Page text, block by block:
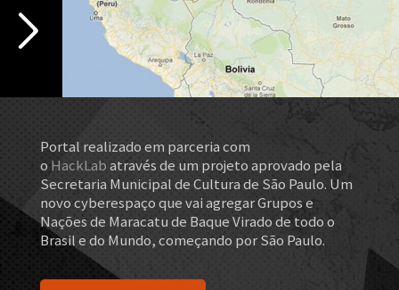
Portal realizado em parceria com
o HackLabatravés de um projeto aprovado pela
Secretaria Municipal de Cultura de São Paulo. Um
novo cyberespaço que vai agregar Grupos e
Nações de Maracatu de Baque Virado de todo o
Brasil e do Mundo, começando por São Paulo.